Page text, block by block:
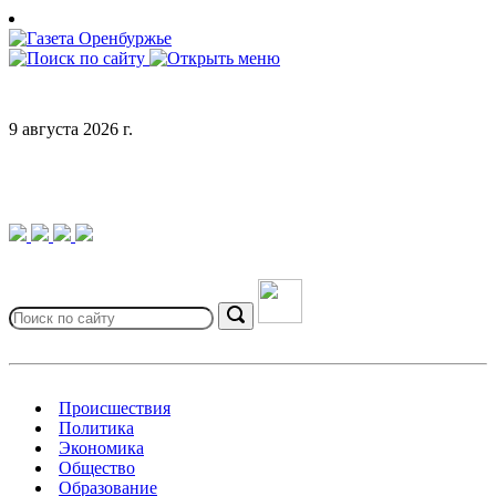
Skip
to
content
9 августа 2026 г.
for:
Search
Происшествия
Политика
Экономика
Общество
Образование